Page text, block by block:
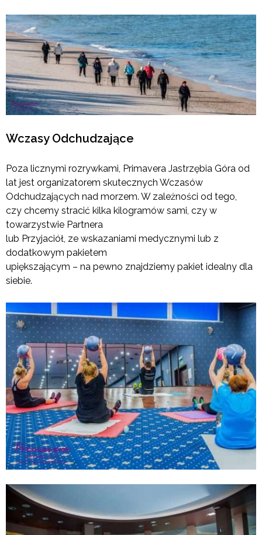
Wczasy Odchudzające
Poza licznymi rozrywkami, Primavera Jastrzębia Góra od
lat jest organizatorem skutecznych Wczasów
Odchudzających nad morzem. W zależności od tego,
czy chcemy stracić kilka kilogramów sami, czy w
towarzystwie Partnera
lub Przyjaciół, ze wskazaniami medycznymi lub z
dodatkowym pakietem
upiększającym – na pewno znajdziemy pakiet idealny dla
siebie.